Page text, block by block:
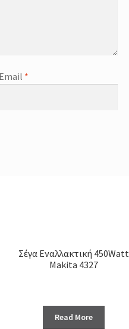
Email *
Σέγα Εναλλακτική 450Watt
Makita 4327
Read More